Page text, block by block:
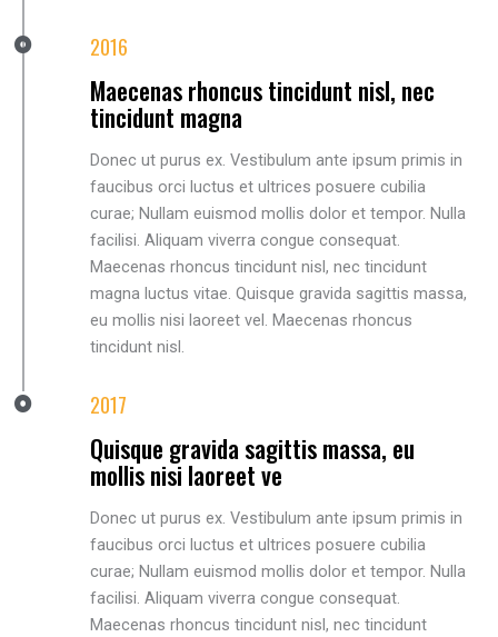
2016
Maecenas rhoncus tincidunt nisl, nec
tincidunt magna
Donec ut purus ex. Vestibulum ante ipsum primis in
faucibus orci luctus et ultrices posuere cubilia
curae; Nullam euismod mollis dolor et tempor. Nulla
facilisi. Aliquam viverra congue consequat.
Maecenas rhoncus tincidunt nisl, nec tincidunt
magna luctus vitae. Quisque gravida sagittis massa,
eu mollis nisi laoreet vel. Maecenas rhoncus
tincidunt nisl.
2017
Quisque gravida sagittis massa, eu
mollis nisi laoreet ve
Donec ut purus ex. Vestibulum ante ipsum primis in
faucibus orci luctus et ultrices posuere cubilia
curae; Nullam euismod mollis dolor et tempor. Nulla
facilisi. Aliquam viverra congue consequat.
Maecenas rhoncus tincidunt nisl, nec tincidunt